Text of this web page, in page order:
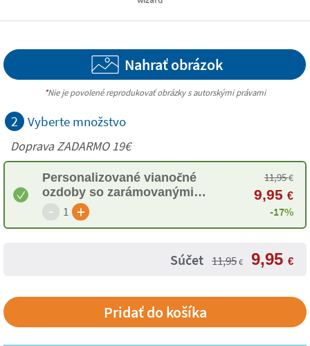
Nahrať obrázok
*Nie je povolené reprodukovať obrázky s autorskými právami
2 Vyberte množstvo
Doprava ZADARMO 19€
Personalizované vianočné
ozdoby so zarámovanými
fotografiami
- 1 +
11,95€
9,95 €
-17%
Súčet 11,95 € 9,95 €